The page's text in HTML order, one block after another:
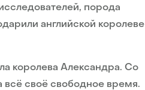
порода
английской королеве
королева Александра. Со
всё своё свободное время.